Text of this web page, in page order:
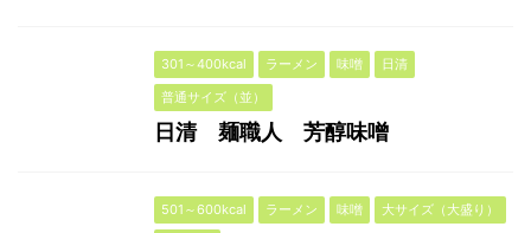
301～400kcal ラーメン 味噌
日清
普通サイズ（並）
日清 麺職人 芳醇味噌
501～600kcal ラーメン 味噌
大サイズ（大盛り）